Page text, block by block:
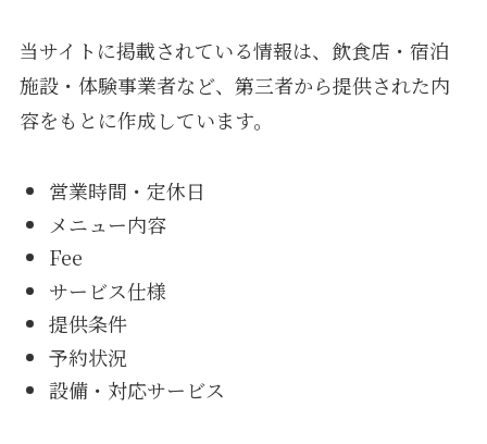
当サイトに掲載されている情報は、飲食店・宿泊
施設・体験事業者など、第三者から提供された内
容をもとに作成しています。
営業時間・定休日
メニュー内容
Fee
サービス仕様
提供条件
予約状況
設備・対応サービス